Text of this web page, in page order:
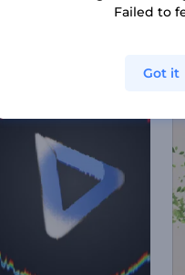
كشف شعار بشعلة النار
Failed to
Got it